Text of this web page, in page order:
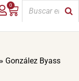
0
González Byass